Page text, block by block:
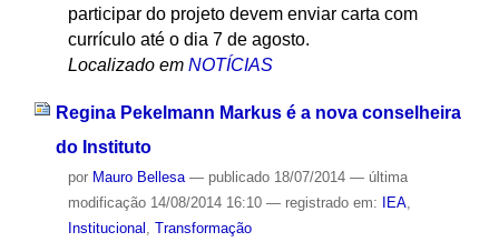
participar do projeto devem enviar carta com
currículo até o dia 7 de agosto.
Localizado em NOTÍCIAS
Regina Pekelmann Markus é a nova conselheira
do Instituto
por Mauro Bellesa — publicado18/07/2014 — última
modificação14/08/2014 16:10 — registrado em: IEA,
Institucional
Transformação